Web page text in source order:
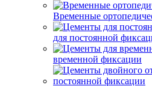
Временные
для постоянной
временной фиксации